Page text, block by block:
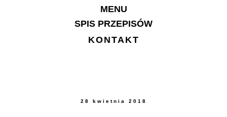
MENU
SPIS PRZEPISÓW
KONTAKT
28 kwietnia 2018